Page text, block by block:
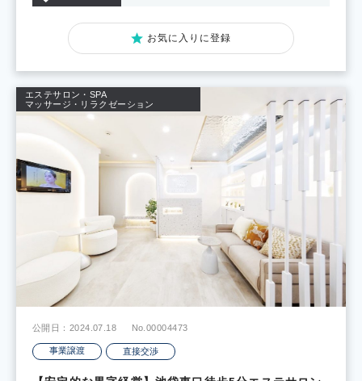
お気に入りに登録
エステサロン・SPA
マッサージ・リラクゼーション
公開日：2024.07.18 No.00004473
事業譲渡 直接交渉